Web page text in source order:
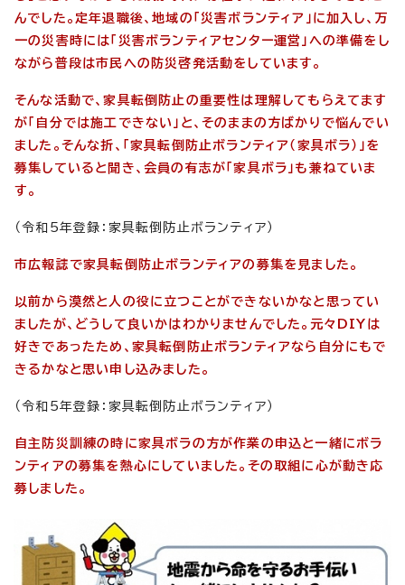
んでした。定年退職後、地域の「災害ボランティア」に加入し、万
一の災害時には「災害ボランティアセンター運営」への準備をし
ながら普段は市民への防災啓発活動をしています。
そんな活動で、家具転倒防止の重要性は理解してもらえてます
が「自分では施工できない」と、そのままの方ばかりで悩んでい
ました。そんな折、「家具転倒防止ボランティア（家具ボラ）」を
募集していると聞き、会員の有志が「家具ボラ」も兼ねていま
す。
（令和5年登録：家具転倒防止ボランティア）
市広報誌で家具転倒防止ボランティアの募集を見ました。
以前から漠然と人の役に立つことができないかなと思ってい
ましたが、どうして良いかはわかりませんでした。元々DIYは
好きであったため、家具転倒防止ボランティアなら自分にもで
きるかなと思い申し込みました。
（令和5年登録：家具転倒防止ボランティア）
自主防災訓練の時に家具ボラの方が作業の申込と一緒にボラ
ンティアの募集を熱心にしていました。その取組に心が動き応
募しました。